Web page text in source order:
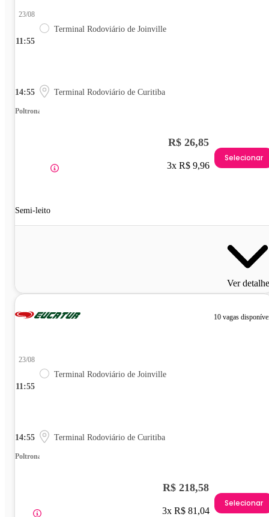
11:55
23/08
Terminal Rodoviário de Joinville
14:55 Terminal Rodoviário de Curitiba
Poltrona
Semi-leito
R$ 26,85
3x R$ 9,96
Selecionar
Ver
10 vagas
11:55
23/08
Terminal Rodoviário de Joinville
14:55 Terminal Rodoviário de Curitiba
Poltrona
R$ 218,58
3x R$ 81,04
Selecionar